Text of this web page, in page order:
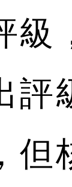
級
評
但